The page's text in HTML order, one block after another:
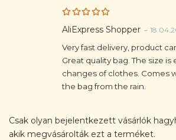
Rated5
out of 5
AliExpress Shopper –
Very fast delivery, product
Great quality bag. The size is
changes of clothes. Comes
the bag from the rain.
Csak olyan bejelentkezett vásárlók
akik megvásárolták ezt a terméket.